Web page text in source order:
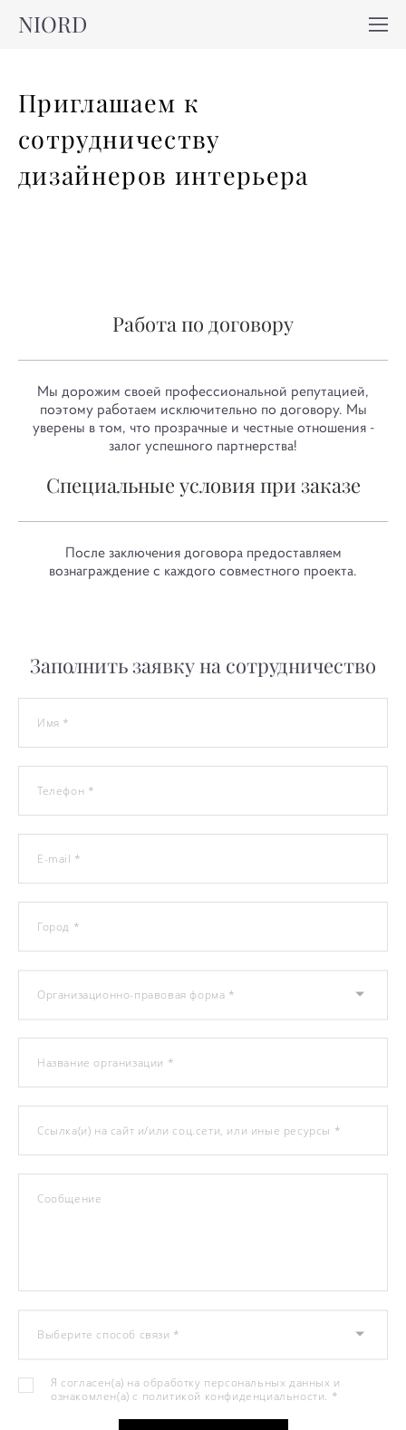
NIORD
Приглашаем к
сотрудничеству
дизайнеров интерьера
Работа по договору
Мы дорожим своей профессиональной репутацией,
поэтому работаем исключительно по договору. Мы
уверены в том, что прозрачные и честные отношения -
залог успешного партнерства!
Специальные условия при заказе
После заключения договора предоставляем
вознаграждение с каждого совместного проекта.
Заполнить заявку на сотрудничество
Имя *
Телефон *
E-mail *
Город *
Организационно-правовая форма *
Название организации *
Ссылка(и) на сайт и/или соц.сети, или иные ресурсы *
Сообщение
Выберите способ связи *
Я согласен(а) на обработку персональных данных и
ознакомлен(а) с политикой конфиденциальности. *